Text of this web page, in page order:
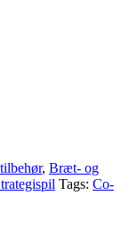
, Bræt- og
Tags: Co-